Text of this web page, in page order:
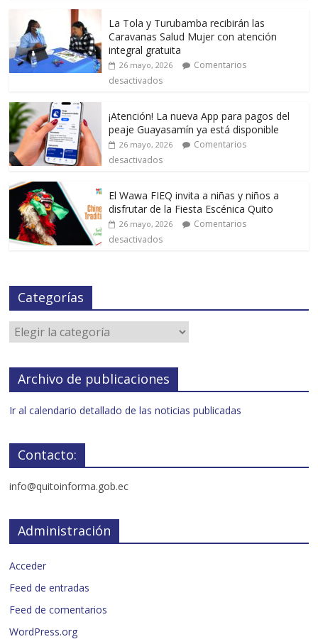
La Tola y Turubamba recibirán las
Caravanas Salud Mujer con atención
integral gratuita
26 mayo, 2026
Comentarios
desactivados
¡Atención! La nueva App para pagos del
peaje Guayasamín ya está disponible
26 mayo, 2026
Comentarios
desactivados
El Wawa FIEQ invita a niñas y niños a
disfrutar de la Fiesta Escénica Quito
26 mayo, 2026
Comentarios
desactivados
Categorías
Archivo de publicaciones
Ir al calendario detallado de las noticias publicadas
Contacto:
info@quitoinforma.gob.ec
Administración
Acceder
Feed de entradas
Feed de comentarios
WordPress.org